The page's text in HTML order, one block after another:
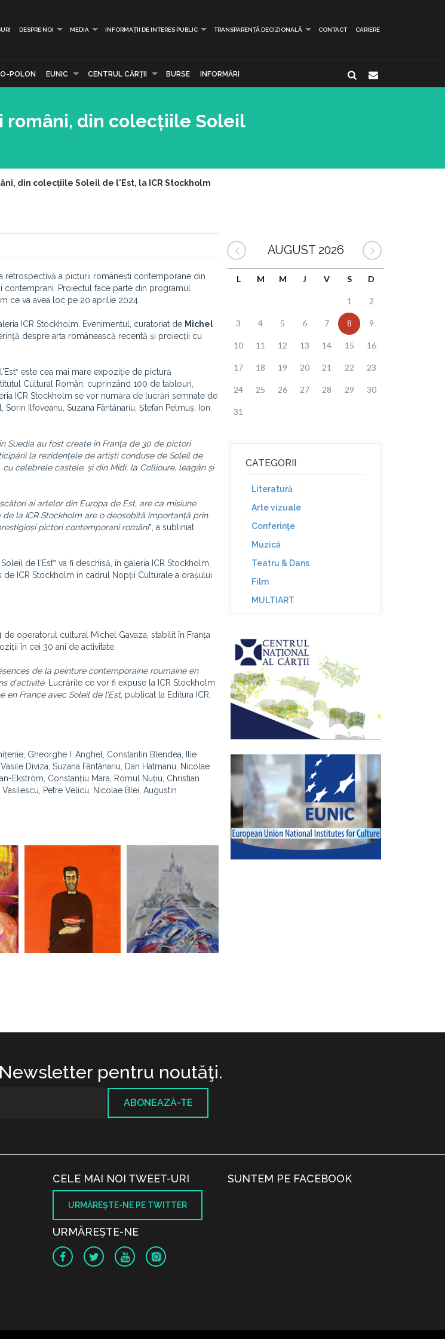
DESPRE NOI MEDIA INFORMAȚII DE INTERES PUBLIC TRANSPARENȚĂ DECIZIONALĂ CONTACT CARIERE
POLON EUNIC CENTRUL CĂRŢII BURSE INFORMĂRI
români, din colecțiile Soleil
din colecțiile Soleil de l'Est, la ICR Stockholm
retrospectivă a picturii românești contemporane din
Proiectul face parte din programul
ce va avea loc pe 20 aprilie 2024.
ICR Stockholm. Evenimentul, curatoriat de Michel
despre arta românească recentă și proiecții cu
este cea mai mare expoziție de pictură
Cultural Român, cuprinzând 100 de tablouri,
ICR Stockholm se vor număra de lucrări semnate de
Ilfoveanu, Suzana Fântânariu, Ștefan Pelmuș, Ion
Suedia au fost create în Franța de 30 de pictori
la rezidențele de artiști conduse de Soleil de
celebrele castele, și din Midi, la Collioure, leagăn și
ai artelor din Europa de Est, are ca misiune
la ICR Stockholm are o deosebită importanță prin
pictori contemporani români‟, a subliniat
de l'Est‟ va fi deschisă, în galeria ICR Stockholm,
ICR Stockholm în cadrul Nopții Culturale a orașului
de operatorul cultural Michel Gavaza, stabilit în Franța
în cei 30 ani de activitate.
de la peinture contemporaine roumaine en
d’activité. Lucrările ce vor fi expuse la ICR Stockholm
France avec Soleil de l’Est, publicat la Editura ICR,
Gheorghe I. Anghel, Constantin Blendea, Ilie
Diviza, Suzana Fântânariu, Dan Hatmanu, Nicolae
Ekström, Constanțiu Mara, Romul Nuțiu, Christian
Petre Velicu, Nicolae Blei, Augustin
AUGUST 2026
L M M J V S D
1 2
3 4 5 6 7 8 9
10 11 12 13 14 15 16
17 18 19 20 21 22 23
24 25 26 27 28 29 30
31
CATEGORII
Literatură
Arte vizuale
Conferinţe
Muzică
Teatru & Dans
Film
MULTIART
pentru noutăţi.
ABONEAZĂ-TE
CELE MAI NOI TWEET-URI
URMĂREŞTE-NE PE TWITTER
URMĂREŞTE-NE
SUNTEM PE FACEBOOK